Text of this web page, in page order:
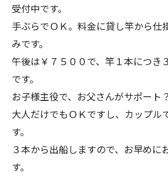
受付中です。
手ぶらでＯＫ。料金に貸し竿から仕
みです。
午後は￥７５００で、竿１本につき
です。
お子様主役で、お父さんがサポート？
大人だけでもＯＫですし、カップル
す。
３本から出船しますので、お早めに
す。